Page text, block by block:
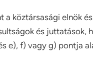
köztársasági elnök
és juttatások,
e), f) vagy g) pontja